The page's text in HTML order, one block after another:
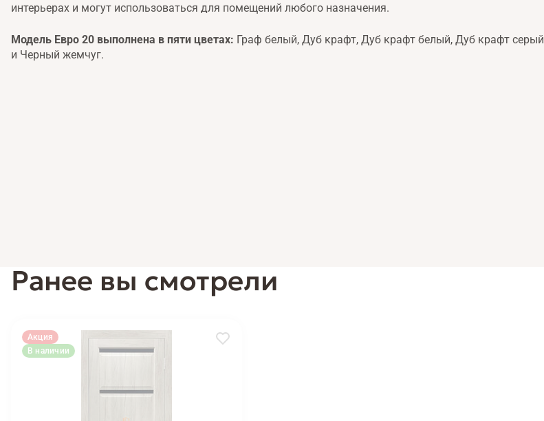
интерьерах и могут использоваться для помещений любого назначения.
Модель Евро 20 выполнена в пяти цветах: Граф белый, Дуб крафт, Дуб крафт белый, Дуб крафт серый
и Черный жемчуг.
Ранее вы смотрели
Акция
В наличии